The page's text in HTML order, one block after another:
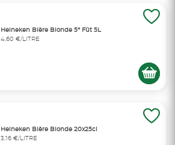
Heineken Bière Blonde 5° Fût 5L
4,60 €/LITRE
Heineken Bière Blonde 20x25cl
3,16 €/LITRE